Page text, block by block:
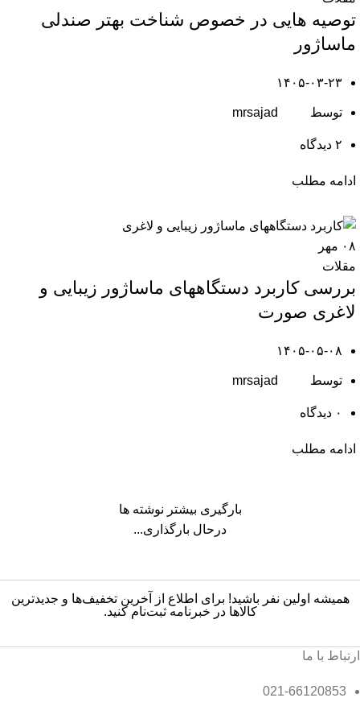
توصیه هایی در خصوص شناخت بهتر صندلی
ماساژور
۱۴۰۵-۰۳-۲۳
توسط mrsajad
۲ دیدگاه
ادامه مطلب
۰۸ مهر
مقلات
بررسی کاربرد دستگاههای ماساژور زیبایی و
لاغری صورت
۱۴۰۵-۰۵-۰۸
توسط mrsajad
۰ دیدگاه
ادامه مطلب
بارگیری بیشتر نوشته ها
درحال بارگذاری...
همیشه اولین نفر باشید! برای اطلاع از آخرین تخفیف‌ها و جدیدترین
کالاها در خبرنامه ثبت‌نام کنید.
ارتباط با ما
021-66120853